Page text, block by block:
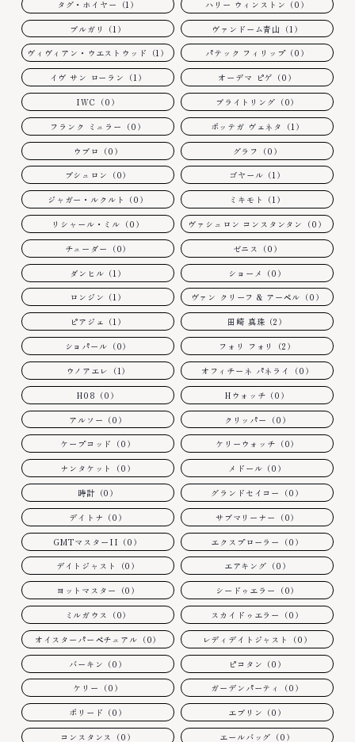
タグ・ホイヤー（1） ハリー ウィンストン（0）
ブルガリ（1） ヴァンドーム青山（1）
ヴィヴィアン・ウエストウッド（1） パテック フィリップ（0）
イヴ サン ローラン（1） オーデマ ピゲ（0）
IWC（0） ブライトリング（0）
フランク ミュラー（0） ボッテガ ヴェネタ（1）
ウブロ（0） グラフ（0）
ブシュロン（0） ゴヤール（1）
ジャガー・ルクルト（0） ミキモト（1）
リシャール・ミル（0） ヴァシュロン コンスタンタン（0）
チューダー（0） ゼニス（0）
ダンヒル（1） ショーメ（0）
ロンジン（1） ヴァン クリーフ & アーペル（0）
ピアジェ（1） 田崎 真珠（2）
ショパール（0） フォリ フォリ（2）
ウノアエレ（1） オフィチーネ パネライ（0）
H08（0） Hウォッチ（0）
アルソー（0） クリッパー（0）
ケープコッド（0） ケリーウォッチ（0）
ナンタケット（0） メドール（0）
時計（0） グランドセイコー（0）
デイトナ（0） サブマリーナー（0）
GMTマスターII（0） エクスプローラー（0）
デイトジャスト（0） エアキング（0）
ヨットマスター（0） シードゥエラー（0）
ミルガウス（0） スカイドゥエラー（0）
オイスターパーペチュアル（0） レディデイトジャスト（0）
バーキン（0） ピコタン（0）
ケリー（0） ガーデンパーティ（0）
ボリード（0） エブリン（0）
コンスタンス（0） エールバッグ（0）